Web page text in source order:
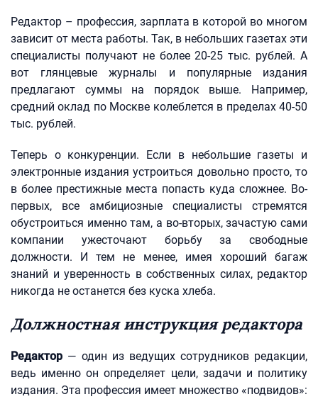
Редактор – профессия, зарплата в которой во многом
зависит от места работы. Так, в небольших газетах эти
специалисты получают не более 20-25 тыс. рублей. А
вот глянцевые журналы и популярные издания
предлагают суммы на порядок выше. Например,
средний оклад по Москве колеблется в пределах 40-50
тыс. рублей.
Теперь о конкуренции. Если в небольшие газеты и
электронные издания устроиться довольно просто, то
в более престижные места попасть куда сложнее. Во-
первых, все амбициозные специалисты стремятся
обустроиться именно там, а во-вторых, зачастую сами
компании ужесточают борьбу за свободные
должности. И тем не менее, имея хороший багаж
знаний и уверенность в собственных силах, редактор
никогда не останется без куска хлеба.
Должностная инструкция редактора
Редактор — один из ведущих сотрудников редакции,
ведь именно он определяет цели, задачи и политику
издания. Эта профессия имеет множество «подвидов»: